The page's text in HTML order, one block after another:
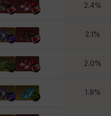
2.4%
2.1 %
2.0%
1.9%